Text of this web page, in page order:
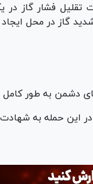
فشار گاز در
گاز در محل
دشمن به طور